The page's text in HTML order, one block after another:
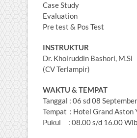
Case Study
Evaluation
Pre test & Pos Test
INSTRUKTUR
Dr. Khoiruddin Bashori, M.Si
(CV Terlampir)
WAKTU & TEMPAT
Tanggal : 06 sd 08
Tempat : Hotel Grand Aston
Pukul : 08.00 s/d 16.00 Wib